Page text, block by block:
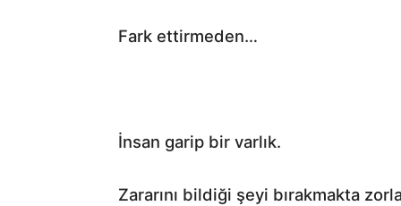
Fark ettirmeden…
İnsan garip bir varlık.
Zararını bildiği şeyi bırakmakta